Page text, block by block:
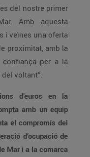
del nostre primer
Amb aquesta
i veïnes una oferta
proximitat, amb la
per a la
voltant”.
d’euros en la
amb un equip
el compromís del
d’ocupació de
Mar i a la comarca